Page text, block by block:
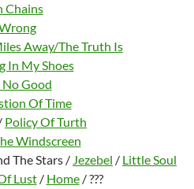
Chains
Away/The Truth Is
In My Shoes
No Good
Of Time
Policy Of Turth
Windscreen
The Stars / Jezebel / Little Soul
Lust/ Home/ ???